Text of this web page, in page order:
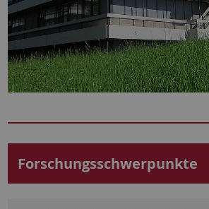
Forschungsschwerpunkte